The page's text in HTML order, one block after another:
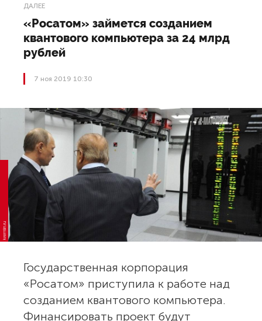
ДАЛЕЕ
«Росатом» займется созданием
квантового компьютера за 24 млрд
рублей
7 ноя 2019 10:30
kremlin.ru
Государственная корпорация
«Росатом» приступила к работе над
созданием квантового компьютера.
Финансировать проект будут